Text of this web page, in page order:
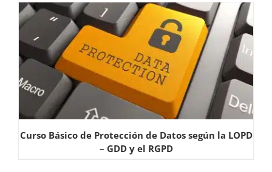
Curso Básico de Protección de Datos según la LOPD
– GDD y el RGPD